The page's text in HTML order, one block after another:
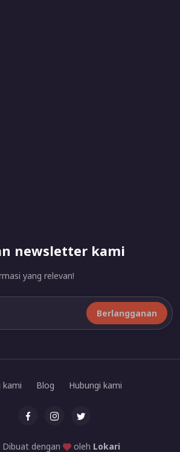
newsletter kami
yang relevan!
Berlangganan
dengan oleh Lokari
kami Blog Hubungi kami